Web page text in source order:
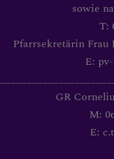
sowie
T:
Pfarrsekretärin
E:
GR
M:
E: